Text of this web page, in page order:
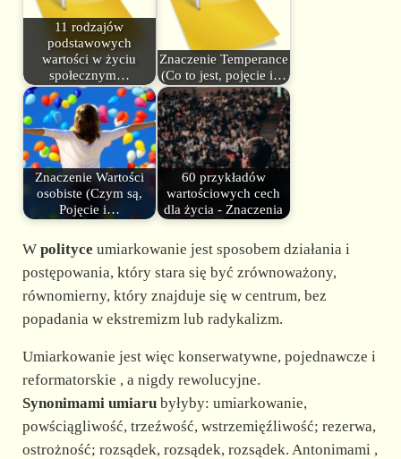
11 rodzajów
podstawowych
wartości w życiu
społecznym…
Znaczenie Temperance
(Co to jest, pojęcie i…
Znaczenie Wartości
osobiste (Czym są,
Pojęcie i…
60 przykładów
wartościowych cech
dla życia - Znaczenia
W polityce umiarkowanie jest sposobem działania i
postępowania, który stara się być zrównoważony,
równomierny, który znajduje się w centrum, bez
popadania w ekstremizm lub radykalizm.
Umiarkowanie jest więc konserwatywne, pojednawcze i
reformatorskie , a nigdy rewolucyjne.
Synonimami umiarubyłyby: umiarkowanie,
powściągliwość, trzeźwość, wstrzemięźliwość; rezerwa,
ostrożność; rozsądek, rozsądek, rozsądek. Antonimami ,